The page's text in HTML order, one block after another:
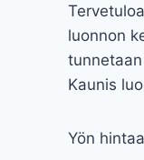
luonnon
Kaunis
Yön